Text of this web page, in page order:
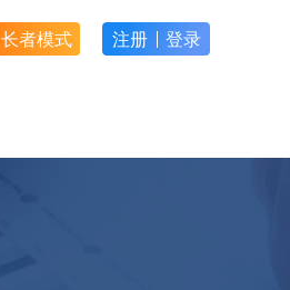
长者模式 注册 登录